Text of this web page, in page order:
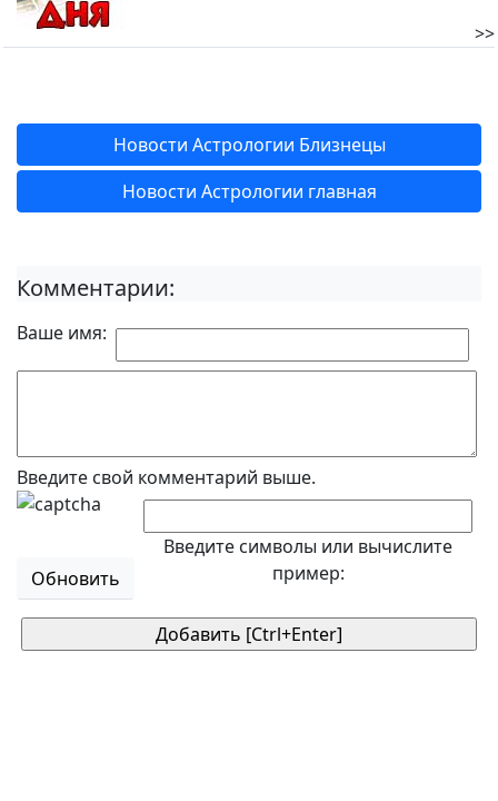
>>
Новости Астрологии Близнецы
Новости Астрологии главная
Комментарии:
Ваше имя:
Введите свой комментарий выше.
Обновить
Введите символы или вычислите
пример: